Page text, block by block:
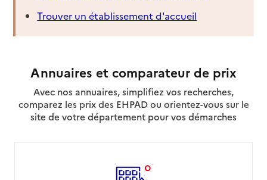
Trouver un établissement d'accueil
Annuaires et comparateur de prix
Avec nos annuaires, simplifiez vos recherches,
comparez les prix des EHPAD ou orientez-vous sur le
site de votre département pour vos démarches